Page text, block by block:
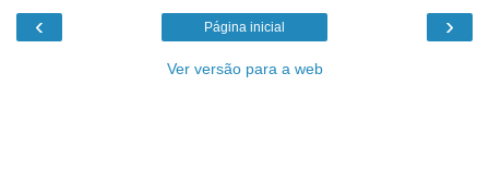
‹ ›
Página inicial
Ver versão para a web